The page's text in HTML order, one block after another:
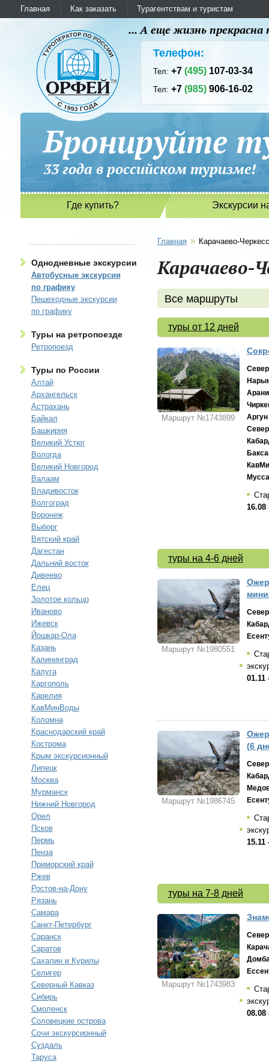
Главная Как заказать Турагентствам и туристам
... А еще жизнь
Телефон:
Тел:+7(495) 107-03-34
Тел:+7(985) 906-16-02
Бронируйте
33 года в российском
Где купить? Экскурсии
Однодневные экскурсии
Автобусные экскурсии
по графику
Пешеходные экскурсии
по графику
Туры на ретропоезде
Ретропоезд
Туры по России
Алтай
Архангельск
Астрахань
Байкал
Башкирия
Великий Устюг
Вологда
Великий Новгород
Валаам
Владивосток
Волгоград
Воронеж
Выборг
Вятский край
Дагестан
Дальний восток
Дивеево
Елец
Золотое кольцо
Иваново
Ижевск
Йошкар-Ола
Казань
Калининград
Калуга
Каргополь
Карелия
КавМинВоды
Коломна
Краснодарский край
Кострома
Крым экскурсионный
Липецк
Москва
Мурманск
Нижний Новгород
Орел
Псков
Пермь
Пенза
Приморский край
Ржев
Ростов-на-Дону
Рязань
Самара
Санкт-Петербург
Саранск
Саратов
Сахалин и Курилы
Селигер
Северный Кавказ
Сибирь
Смоленск
Соловецкие острова
Сочи экскурсионный
Суздаль
Таруса
Главная » Карачаево-
Карачаево-
Все маршруты
туры от 12 дней
Маршрут №1743899
Аргун
16.08
туры на 4-6 дней
Маршрут №1980551
01.11
Маршрут №1986745
(6
15.11
туры на 7-8 дней
Маршрут №1743983
08.08